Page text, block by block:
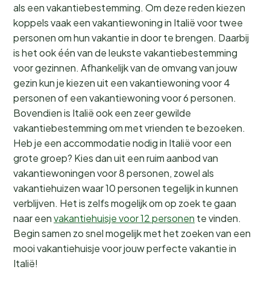
als een vakantiebestemming. Om deze reden kiezen
koppels vaak een vakantiewoning in Italië voor twee
personen om hun vakantie in door te brengen. Daarbij
is het ook één van de leukste vakantiebestemming
voor gezinnen. Afhankelijk van de omvang van jouw
gezin kun je kiezen uit een vakantiewoning voor 4
personen of een vakantiewoning voor 6 personen.
Bovendien is Italië ook een zeer gewilde
vakantiebestemming om met vrienden te bezoeken.
Heb je een accommodatie nodig in Italië voor een
grote groep? Kies dan uit een ruim aanbod van
vakantiewoningen voor 8 personen, zowel als
vakantiehuizen waar 10 personen tegelijk in kunnen
verblijven. Het is zelfs mogelijk om op zoek te gaan
naar eenvakantiehuisje voor 12 personen te vinden.
Begin samen zo snel mogelijk met het zoeken van een
mooi vakantiehuisje voor jouw perfecte vakantie in
Italië!